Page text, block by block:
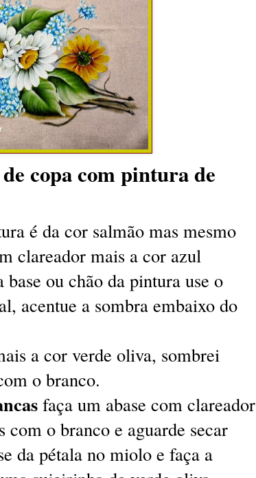
copa com pintura de
é da cor salmão mas mesmo
clareador mais a cor azul
ou chão da pintura use o
acentue a sombra embaixo do
a cor verde oliva, sombrei
o branco.
faça um abase com clareador
com o branco e aguarde secar
da pétala no miolo e faça a